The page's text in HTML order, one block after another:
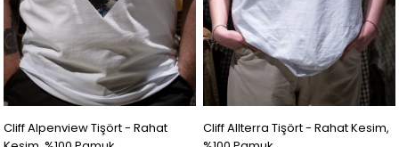
Cliff Alpenview Tişört - Rahat
Cliff Allterra Tişört - Rahat Kesim,